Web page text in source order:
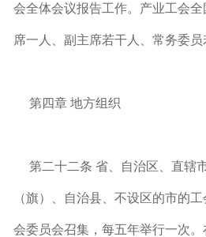
会全体会议报告工作。产业工会
席一人、副主席若干人、常务委员
第四章 地方组织
第二十二条 省、自治区、直辖
（旗）、自治县、不设区的市的
会委员会召集，每五年举行一次